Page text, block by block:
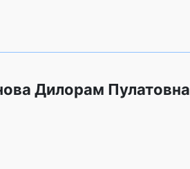
Дилорам Пулатовна